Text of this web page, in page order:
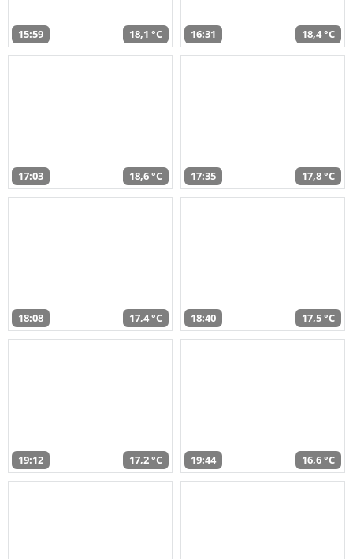
15:59 18,1 °C 16:31 18,4 °C
17:03 18,6 °C 17:35 17,8 °C
18:08 17,4 °C 18:40 17,5 °C
19:12 17,2 °C 19:44 16,6 °C